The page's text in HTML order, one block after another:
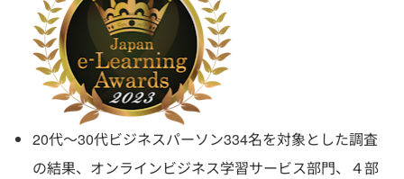
20代〜30代ビジネスパーソン334名を対象とした調査
の結果、オンラインビジネス学習サービス部門、４部